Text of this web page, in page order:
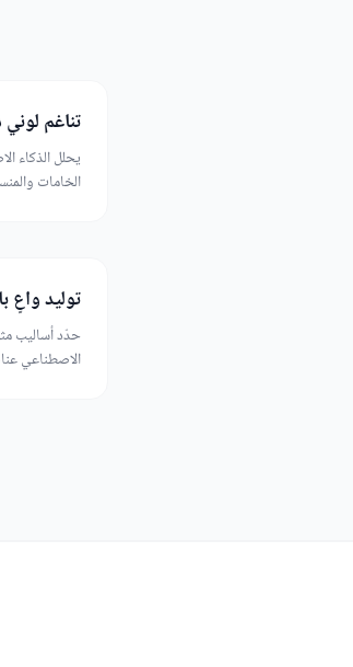
تناغم
يحلل الذكاء
الخامات
توليد واعٍ
حدّد أساليب
الاصطناعي